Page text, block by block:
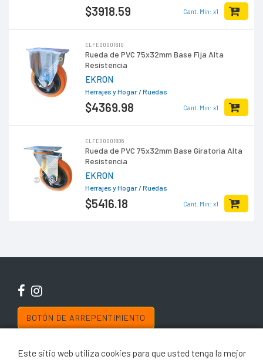
$3918.59 Cant. Min: x1
ELFE00001810
Rueda de PVC 75x32mm Base Fija Alta
Resistencia
EKRON
Herrajes y Hogar / Ruedas
$4369.98 Cant. Min: x1
ELFE00001806
Rueda de PVC 75x32mm Base Giratoria Alta
Resistencia
EKRON
Herrajes y Hogar / Ruedas
$5416.18 Cant. Min: x1
BOTÓN DE ARREPENTIMIENTO
El uso de este sitio web implica la aceptación de los Términos y Condicionesy de
las Políticas de Privacidad de El Ferretero. Las fotos son a modo ilustrativo. La
Este sitio web utiliza cookies para que usted tenga la mejor